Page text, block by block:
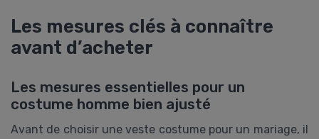
Les mesures clés à connaître
avant d’acheter
Les mesures essentielles pour un
costume homme bien ajusté
Avant de choisir une veste costume pour un mariage, il